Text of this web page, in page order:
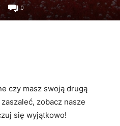
0
czy masz swoją drugą
zobacz nasze
się wyjątkowo!